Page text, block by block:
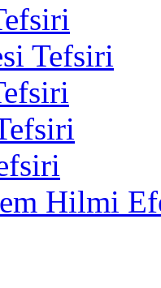
Tefsiri
Hilmi